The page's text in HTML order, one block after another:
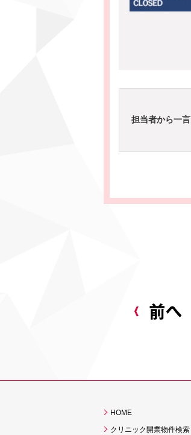
担当者から一言
HOME
クリニック開業物件検索